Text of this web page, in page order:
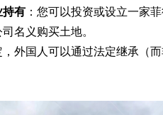
有 ：您可以投资或设立一家
名义购买土地。
外国人可以通过法定继承（